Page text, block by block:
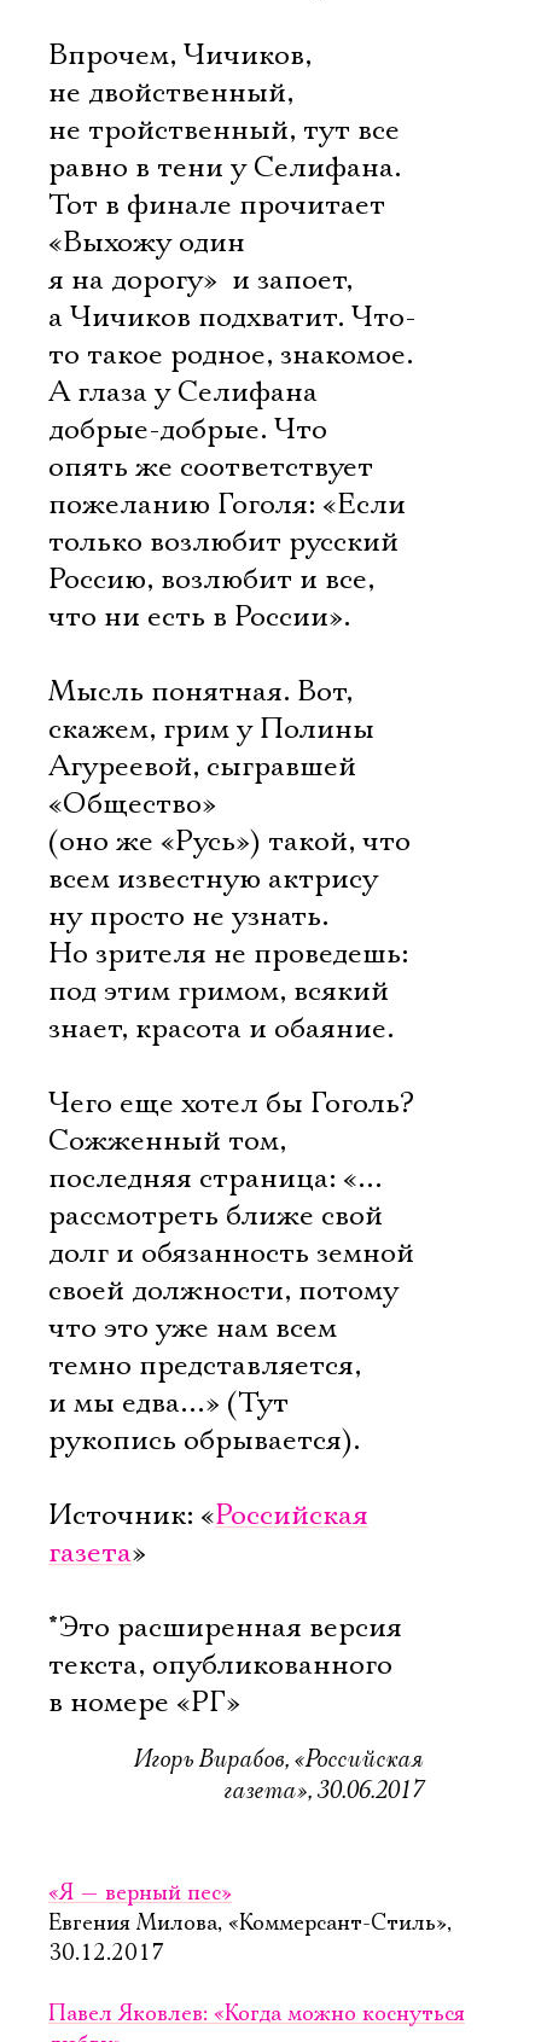
Впрочем, Чичиков,
не двойственный,
не тройственный, тут все
равно в тени у Селифана.
Тот в финале прочитает
«Выхожу один
я на дорогу»  и запоет,
а Чичиков подхватит. Что-
то такое родное, знакомое.
А глаза у Селифана
добрые-добрые. Что
опять же соответствует
пожеланию Гоголя: «Если
только возлюбит русский
Россию, возлюбит и все,
что ни есть в России».
Мысль понятная. Вот,
скажем, грим у Полины
Агуреевой, сыгравшей
«Общество»
(оно же «Русь») такой, что
всем известную актрису 
ну просто не узнать.
Но зрителя не проведешь:
под этим гримом, всякий
знает, красота и обаяние.
Чего еще хотел бы Гоголь?
Сожженный том,
последняя страница: «…
рассмотреть ближе свой
долг и обязанность земной
своей должности, потому
что это уже нам всем
темно представляется,
и мы едва…» (Тут
рукопись обрывается).
Источник: «Российская
газета»
*Это расширенная версия
текста, опубликованного
в номере «РГ»
Игорь Вирабов, «Российская
газета», 30.06.2017
«Я — верный пес»
Евгения Милова, «Коммерсант-Стиль»,
30.12.2017
Павел Яковлев: «Когда можно коснуться